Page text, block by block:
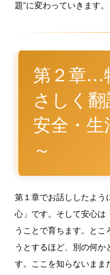
題”に変わっていきます。
第２章…
さしく翻
安全・
～
第１章でお話ししたよう
心」です。そして安心は
うことで育ちます。とこ
うとするほど、別の何か
す。ここを知らないまま